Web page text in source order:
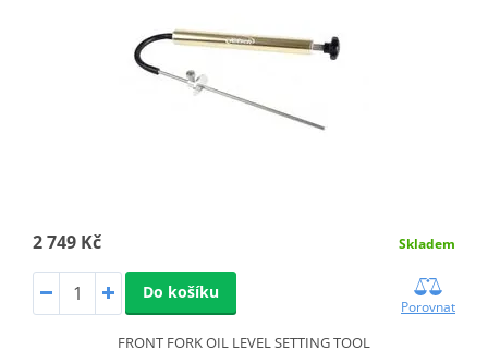
2 749 Kč Skladem
Do košíku
Porovnat
FRONT FORK OIL LEVEL SETTING TOOL